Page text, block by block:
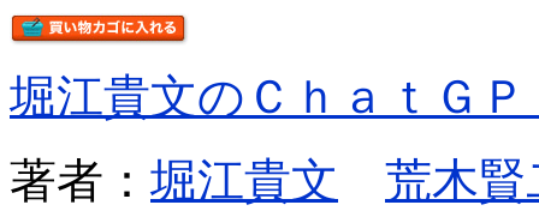
堀江貴文のＣｈａｔＧ
著者： 堀江貴文
荒木賢